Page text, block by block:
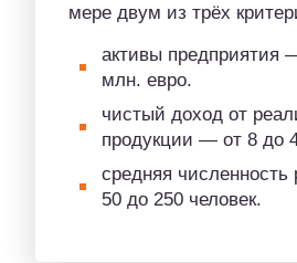
мере двум из трёх
активы предприятия
млн. евро.
чистый доход от
продукции — от 8 до
средняя численность
50 до 250 человек.